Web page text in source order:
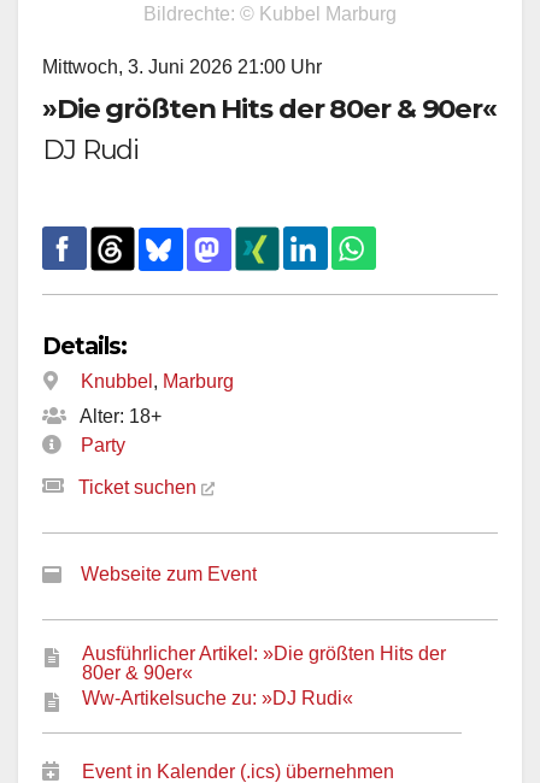
Bildrechte: © Kubbel Marburg
Mittwoch, 3. Juni 2026 21:00 Uhr
»Die größten Hits der 80er & 90er«
DJ Rudi
Details:
Knubbel , Marburg
Alter: 18+
Party
Ticket suchen
Webseite zum Event
Ausführlicher Artikel: »Die größten Hits der
80er & 90er«
Ww-Artikelsuche zu: »DJ Rudi«
Event in Kalender (.ics) übernehmen